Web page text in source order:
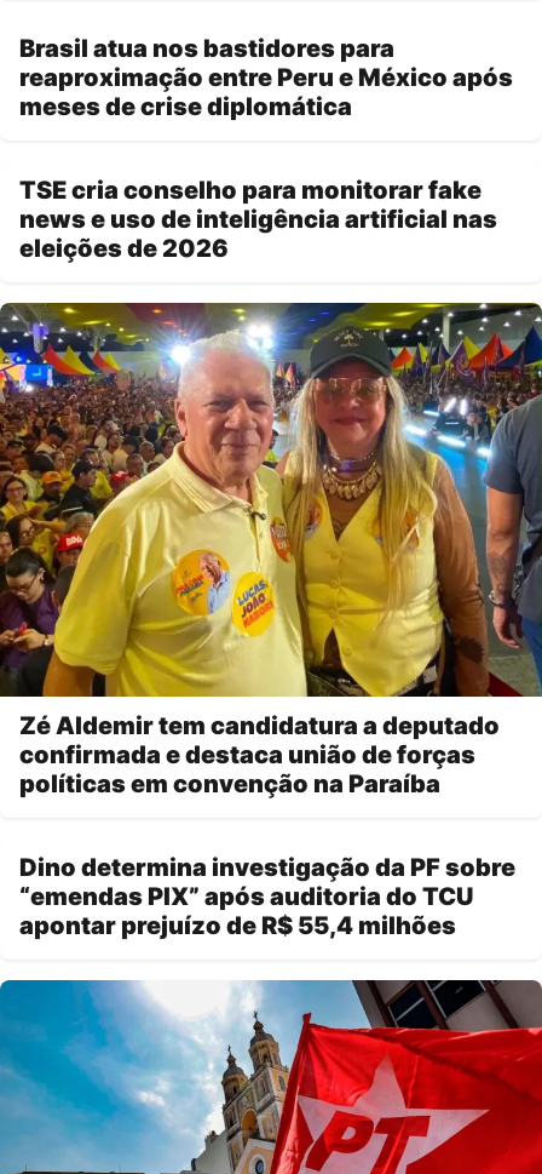
Brasil atua nos bastidores para
reaproximação entre Peru e México após
meses de crise diplomática
TSE cria conselho para monitorar fake
news e uso de inteligência artificial nas
eleições de 2026
Zé Aldemir tem candidatura a deputado
confirmada e destaca união de forças
políticas em convenção na Paraíba
Dino determina investigação da PF sobre
“emendas PIX” após auditoria do TCU
apontar prejuízo de R$ 55,4 milhões